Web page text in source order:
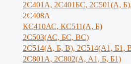
2С401А, 2С401БС, 2С501(А,
2С408А
КС410АС, КС511(А, Б)
2С503(АС, БС, ВС)
2С514(А, Б, В), 2С514(А1, Б1,
2С801А, 2С802(А, А1, Б, Б1)